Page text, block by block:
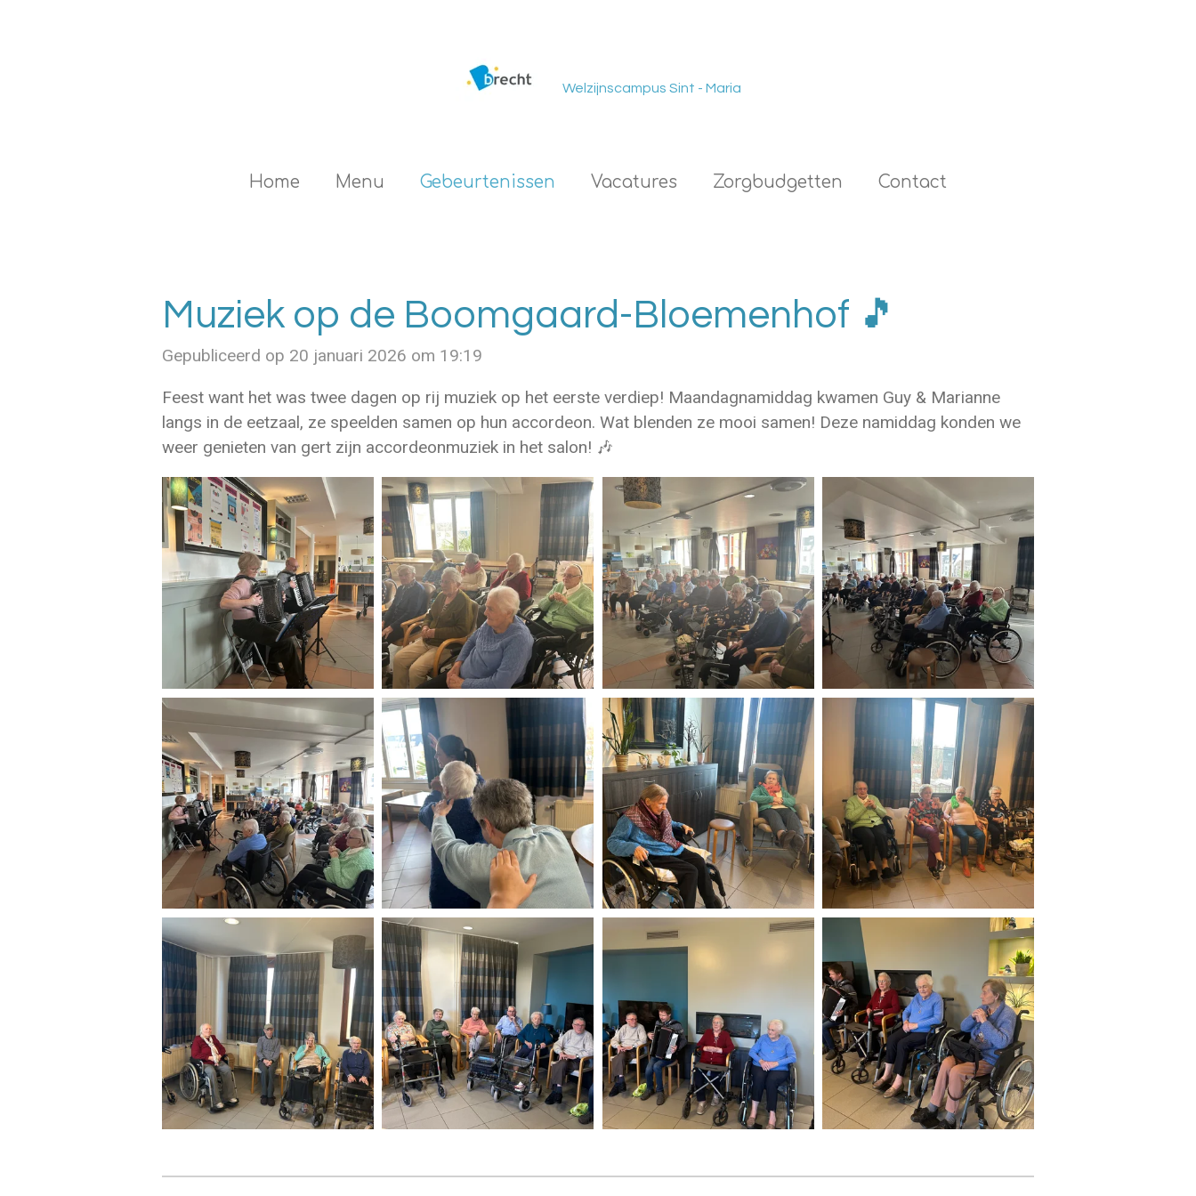
Welzijnscampus Sint - Maria
Home Menu Gebeurtenissen Vacatures Zorgbudgetten Contact
Muziek op de Boomgaard-Bloemenhof 🎵
Gepubliceerd op 20 januari 2026 om 19:19
Feest want het was twee dagen op rij muziek op het eerste verdiep! Maandagnamiddag kwamen Guy & Marianne
langs in de eetzaal, ze speelden samen op hun accordeon. Wat blenden ze mooi samen! Deze namiddag konden we
weer genieten van gert zijn accordeonmuziek in het salon! 🎶